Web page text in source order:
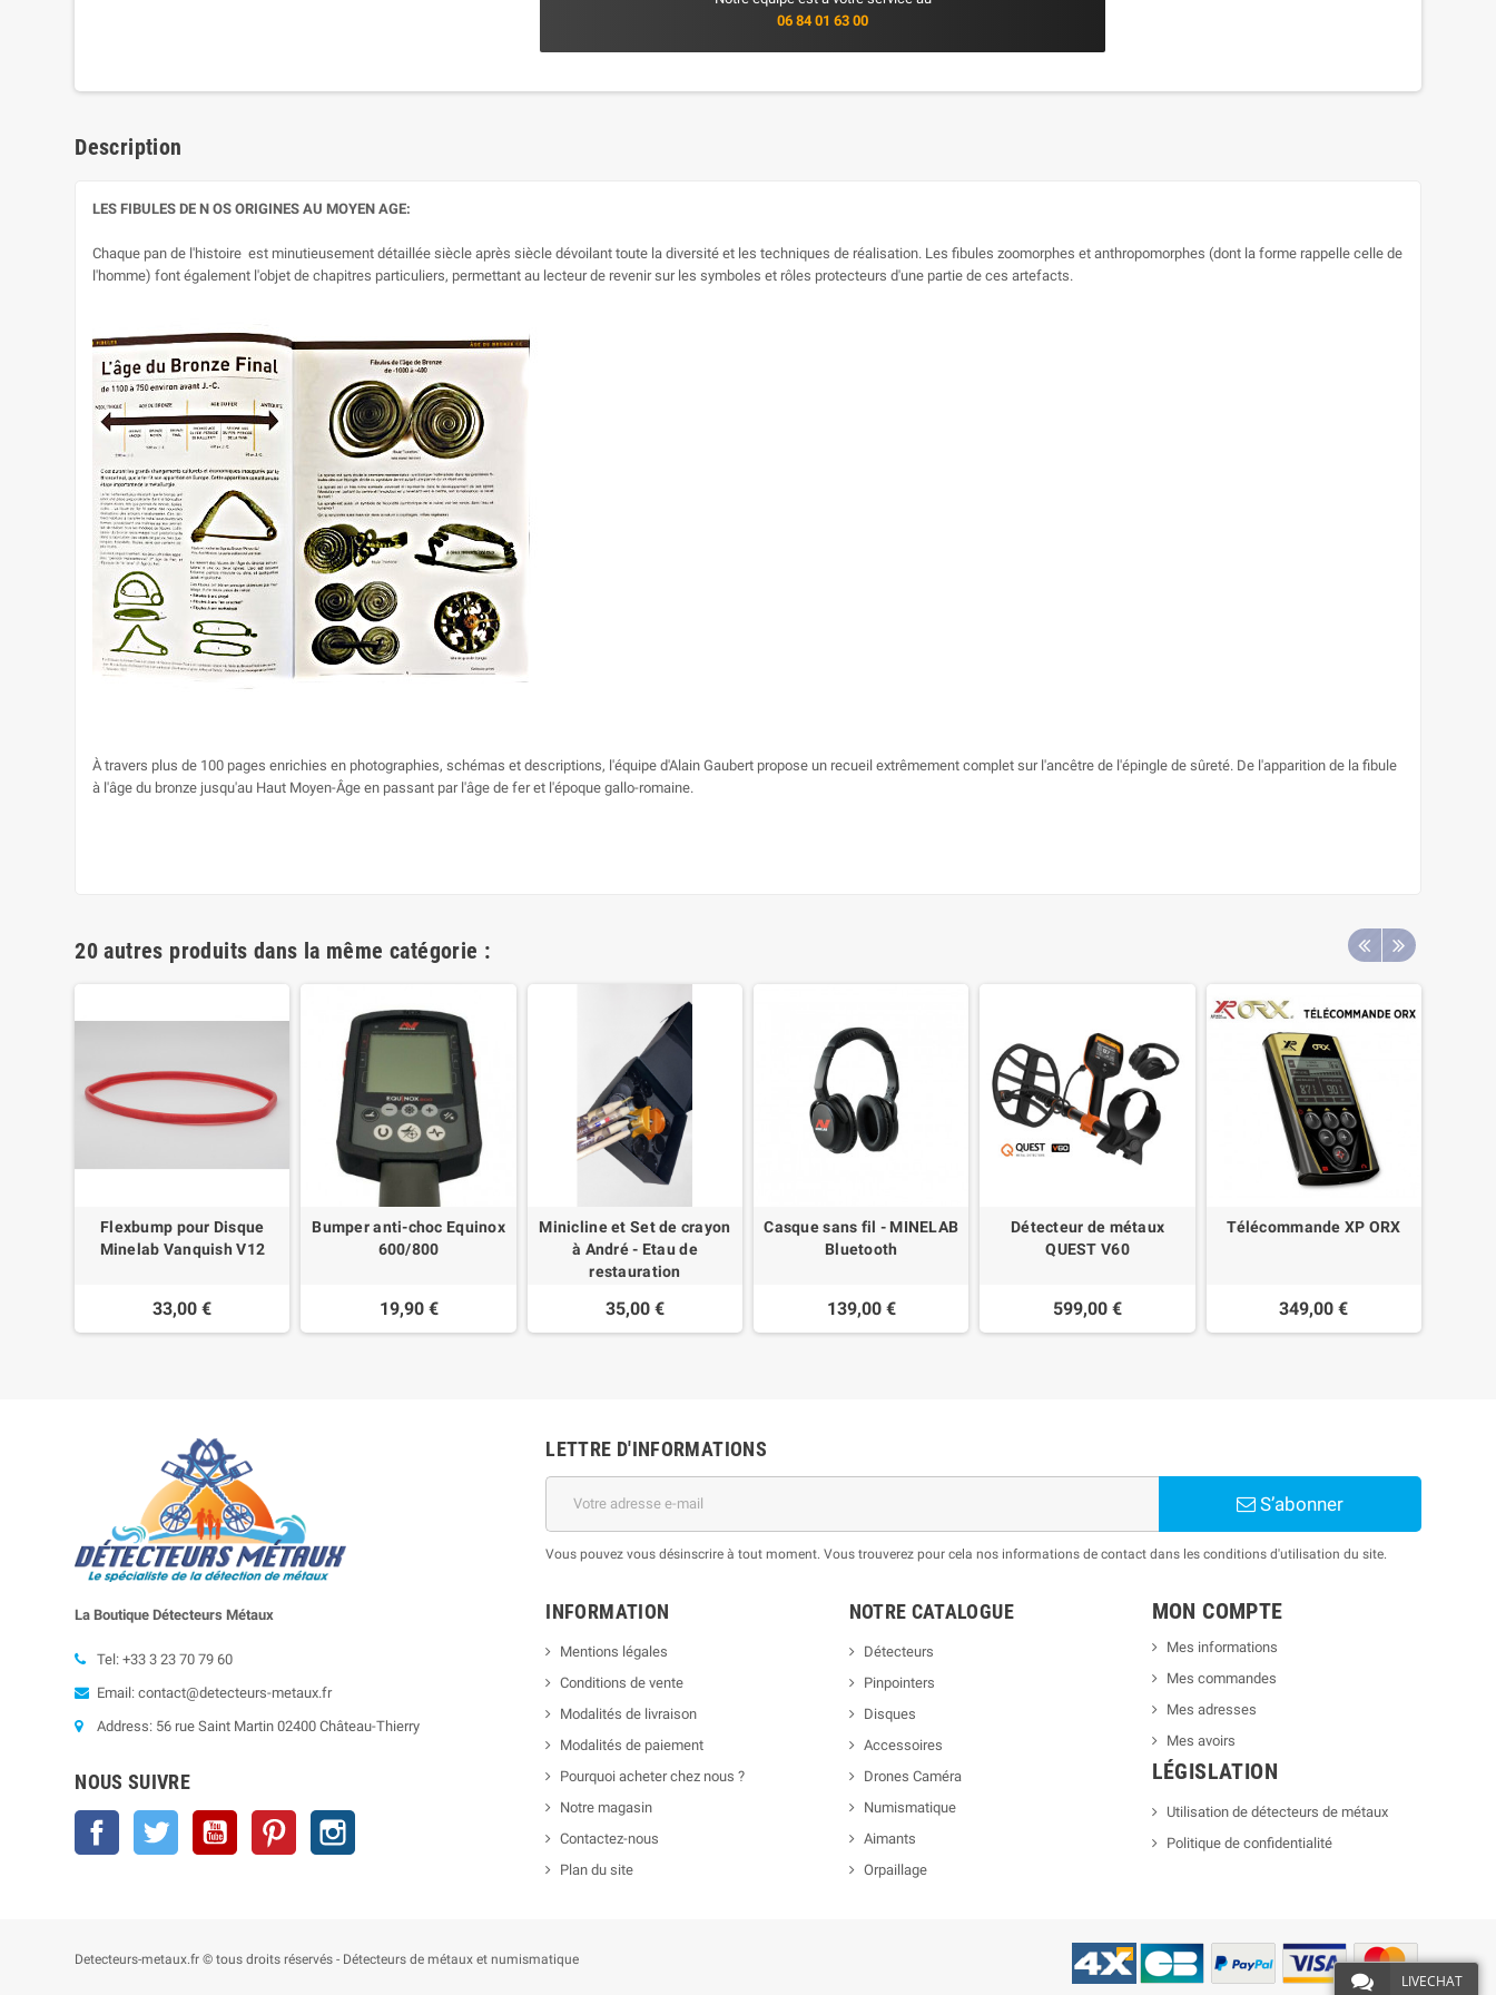
06 84 01 63 00
Description
LES FIBULES DE N OS ORIGINES AU MOYEN AGE:
Chaque pan de l'histoire est minutieusement détaillée siècle après siècle dévoilant toute la diversité et les techniques de réalisation. Les fibules zoomorphes et anthropomorphes (dont la forme rappelle celle de
l'homme) font également l'objet de chapitres particuliers, permettant au lecteur de revenir sur les symboles et rôles protecteurs d'une partie de ces artefacts.
À travers plus de 100 pages enrichies en photographies, schémas et descriptions, l'équipe d'Alain Gaubert propose un recueil extrêmement complet sur l'ancêtre de l'épingle de sûreté. De l'apparition de la fibule
à l'âge du bronze jusqu'au Haut Moyen-Âge en passant par l'âge de fer et l'époque gallo-romaine.
20 autres produits dans la même catégorie :
Flexbump pour Disque
Minelab Vanquish V12
33,00 €
Bumper anti-choc Equinox
600/800
19,90 €
Minicline et Set de crayon
à André - Etau de
restauration
35,00 €
Casque sans fil - MINELAB
Bluetooth
139,00 €
Détecteur de métaux
QUEST V60
599,00 €
Télécommande XP ORX
349,00 €
La Boutique Détecteurs Métaux
Tel: +33 3 23 70 79 60
Email: contact@detecteurs-metaux.fr
Address: 56 rue Saint Martin 02400 Château-Thierry
NOUS SUIVRE
Facebook Twitter YouTube Pinterest
LETTRE D'INFORMATIONS
S’abonner
Vous pouvez vous désinscrire à tout moment. Vous trouverez pour cela nos informations de contact dans les conditions d'utilisation du site.
INFORMATION
Mentions légales
Conditions de vente
Modalités de livraison
Modalités de paiement
Pourquoi acheter chez nous ?
Notre magasin
Contactez-nous
Plan du site
NOTRE CATALOGUE
Détecteurs
Pinpointers
Disques
Accessoires
Drones Caméra
Numismatique
Aimants
Orpaillage
MON COMPTE
Mes informations
Mes commandes
Mes adresses
Mes avoirs
LÉGISLATION
Utilisation de détecteurs de métaux
Politique de confidentialité
Detecteurs-metaux.fr © tous droits réservés - Détecteurs de métaux et numismatique
LIVECHAT